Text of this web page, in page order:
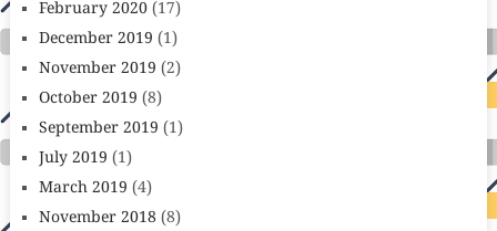
February 2020(17)
December 2019 (1)
November 2019 (2)
October 2019 (8)
September 2019 (1)
July 2019 (1)
March 2019 (4)
November 2018(8)